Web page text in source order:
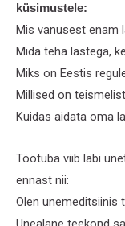
küsimustele:
Mis vanusest enam
Mida teha lastega,
Miks on Eestis
Millised on
Kuidas aidata oma
Töötuba viib läbi
ennast nii:
Olen unemeditsiinis